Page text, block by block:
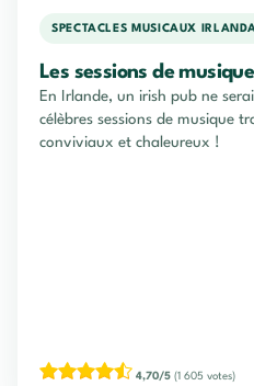
SPECTACLES MUSICAUX
Les sessions de
En Irlande, un irish pub ne
célèbres sessions de musique
conviviaux et chaleureux !
4,70/5 (1 605 votes)